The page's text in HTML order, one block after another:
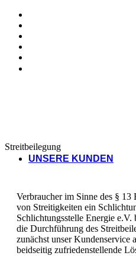
UNSERE KUNDEN
Streitbeilegung
Verbraucher im Sinne des §
von Streitigkeiten ein
Schlichtungsstelle Energie e.V.
die Durchführung des
zunächst unser Kundenservice
beidseitig zufriedenstellende